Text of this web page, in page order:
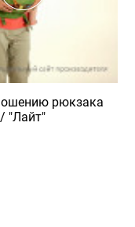
рюкзака
"Лайт"